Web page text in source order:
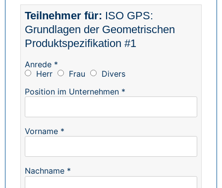
ISO GPS:
Grundlagen der Geometrischen
Produktspezifikation #1
Anrede *
Herr
Frau
Divers
Position im Unternehmen *
Vorname *
Nachname *